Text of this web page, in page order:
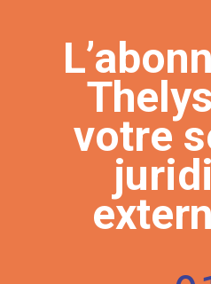
votre